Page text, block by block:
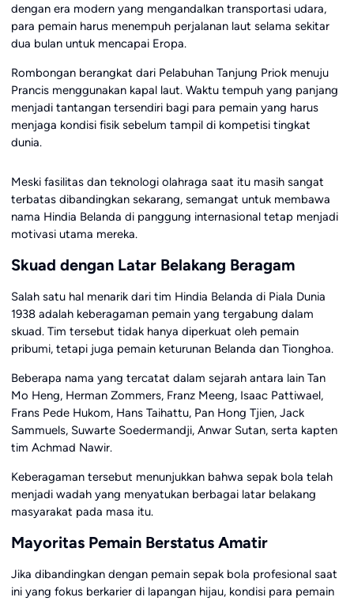
dengan era modern yang mengandalkan transportasi udara,
para pemain harus menempuh perjalanan laut selama sekitar
dua bulan untuk mencapai Eropa.
Rombongan berangkat dari Pelabuhan Tanjung Priok menuju
Prancis menggunakan kapal laut. Waktu tempuh yang panjang
menjadi tantangan tersendiri bagi para pemain yang harus
menjaga kondisi fisik sebelum tampil di kompetisi tingkat
dunia.
Meski fasilitas dan teknologi olahraga saat itu masih sangat
terbatas dibandingkan sekarang, semangat untuk membawa
nama Hindia Belanda di panggung internasional tetap menjadi
motivasi utama mereka.
Skuad dengan Latar Belakang Beragam
Salah satu hal menarik dari tim Hindia Belanda di Piala Dunia
1938 adalah keberagaman pemain yang tergabung dalam
skuad. Tim tersebut tidak hanya diperkuat oleh pemain
pribumi, tetapi juga pemain keturunan Belanda dan Tionghoa.
Beberapa nama yang tercatat dalam sejarah antara lain Tan
Mo Heng, Herman Zommers, Franz Meeng, Isaac Pattiwael,
Frans Pede Hukom, Hans Taihattu, Pan Hong Tjien, Jack
Sammuels, Suwarte Soedermandji, Anwar Sutan, serta kapten
tim Achmad Nawir.
Keberagaman tersebut menunjukkan bahwa sepak bola telah
menjadi wadah yang menyatukan berbagai latar belakang
masyarakat pada masa itu.
Mayoritas Pemain Berstatus Amatir
Jika dibandingkan dengan pemain sepak bola profesional saat
ini yang fokus berkarier di lapangan hijau, kondisi para pemain